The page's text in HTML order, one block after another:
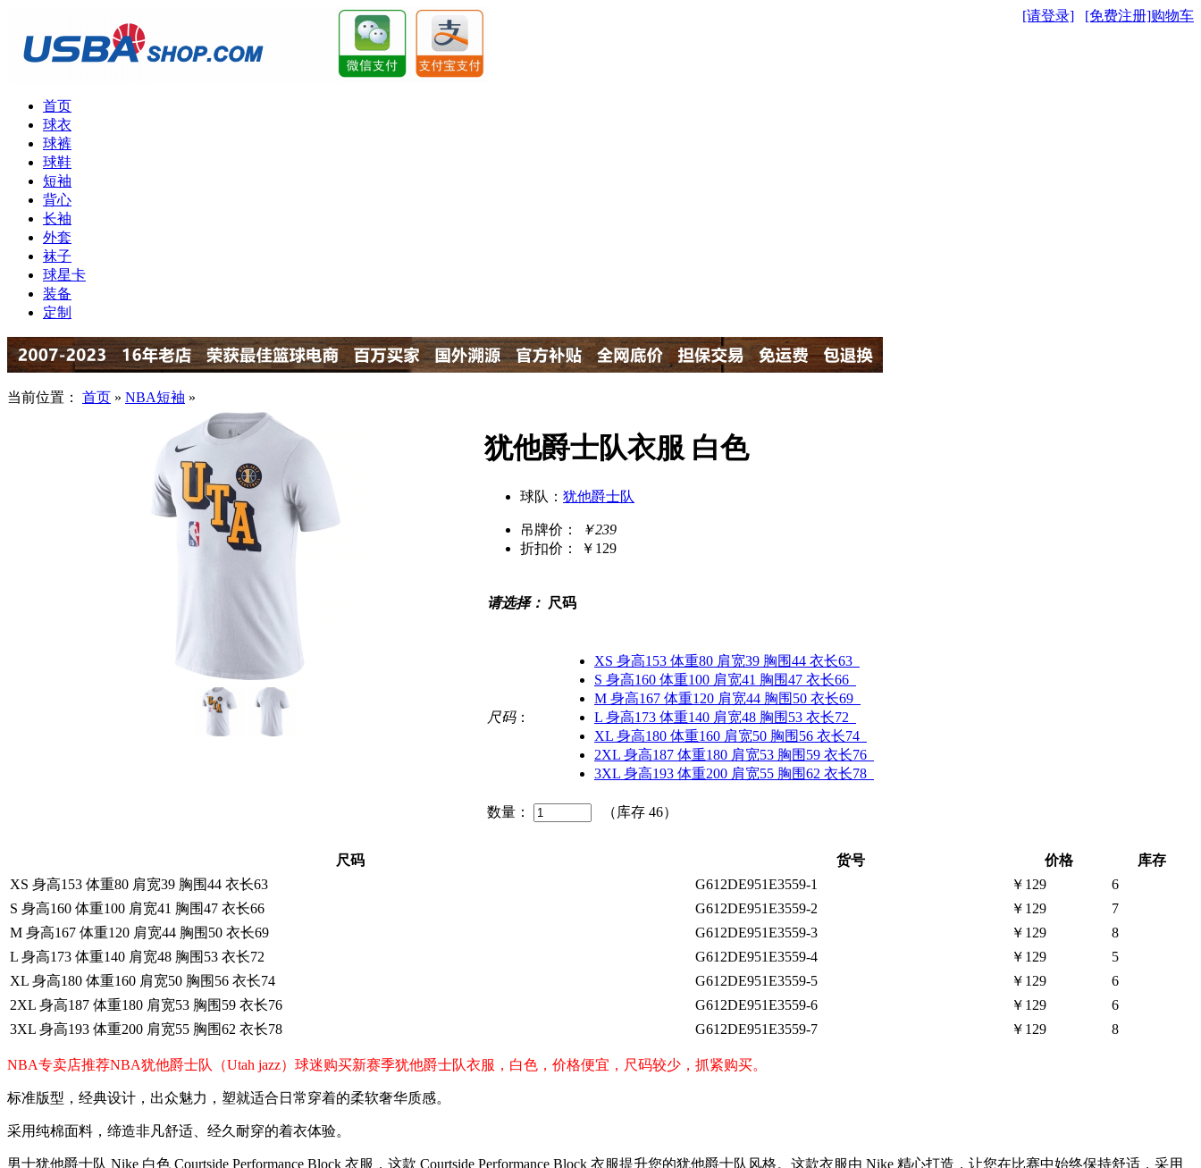
[请登录] [免费注册]购物车
首页
球衣
球裤
球鞋
短袖
背心
长袖
外套
袜子
球星卡
装备
定制
当前位置： 首页 » NBA短袖 »
犹他爵士队衣服 白色
球队： 犹他爵士队
吊牌价：
￥239
折扣价：
￥129
请选择： 尺码
尺码：
XS 身高153 体重80 肩宽39 胸围44 衣长63
S 身高160 体重100 肩宽41 胸围47 衣长66
M 身高167 体重120 肩宽44 胸围50 衣长69
L 身高173 体重140 肩宽48 胸围53 衣长72
XL 身高180 体重160 肩宽50 胸围56 衣长74
2XL 身高187 体重180 肩宽53 胸围59 衣长76
3XL 身高193 体重200 肩宽55 胸围62 衣长78
数量： （库存 46）
尺码 货号 价格
库存
XS 身高153 体重80 肩宽39 胸围44 衣长63
G612DE951E3559-1 ￥129
6
S 身高160 体重100 肩宽41 胸围47 衣长66
G612DE951E3559-2 ￥129
7
M 身高167 体重120 肩宽44 胸围50 衣长69
G612DE951E3559-3 ￥129
8
L 身高173 体重140 肩宽48 胸围53 衣长72
G612DE951E3559-4 ￥129
5
XL 身高180 体重160 肩宽50 胸围56 衣长74
G612DE951E3559-5 ￥129
6
2XL 身高187 体重180 肩宽53 胸围59 衣长76
G612DE951E3559-6 ￥129
6
3XL 身高193 体重200 肩宽55 胸围62 衣长78
G612DE951E3559-7 ￥129 8
NBA专卖店推荐NBA犹他爵士队（Utah jazz）球迷购买新赛季犹他爵士队衣服，白色，价格便宜，尺码较少，抓紧购买。
标准版型，经典设计，出众魅力，塑就适合日常穿着的柔软奢华质感。
采用纯棉面料，缔造非凡舒适、经久耐穿的着衣体验。
男士犹他爵士队 Nike 白色 Courtside Performance Block 衣服，这款 Courtside Performance Block 衣服提升您的犹他爵士队风格。这款衣服由 Nike 精心打造，让您在比赛中始终保持舒适，采用